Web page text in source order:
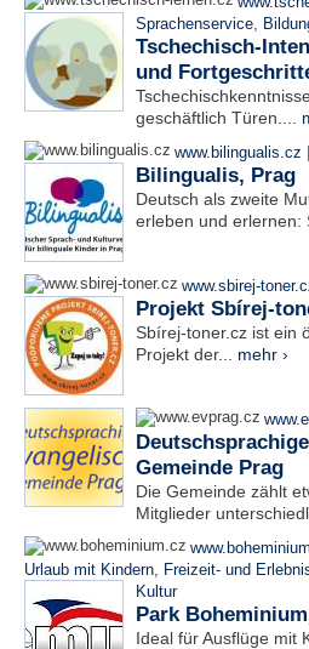
Sprachenservice,
Tschechisch-
und
geschäftlich Türen....
www.bilingualis.cz |
Bilingualis, Prag
Deutsch als zweite
erleben und erlernen:
www.sbirej-
Projekt Sbírej-
Sbírej-toner.cz ist ein
Projekt der... mehr ›
Gemeinde Prag
Die Gemeinde zählt
Mitglieder
Urlaub mit Kindern, Freizeit- und
Kultur
Park
Ideal für Ausflüge mit